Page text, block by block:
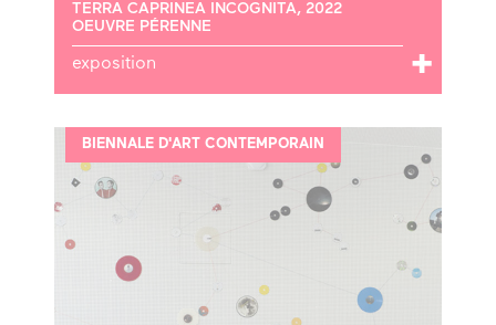
TERRA CAPRINEA INCOGNITA, 2022
OEUVRE PÉRENNE
exposition
BIENNALE D'ART CONTEMPORAIN